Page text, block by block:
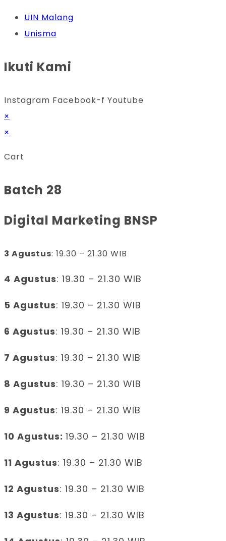
UIN Malang
Unisma
Ikuti Kami
Instagram Facebook-f Youtube
×
×
Cart
Batch 28
Digital Marketing BNSP
3 Agustus: 19.30 – 21.30 WIB
4 Agustus: 19.30 – 21.30 WIB
5 Agustus: 19.30 – 21.30 WIB
6 Agustus: 19.30 – 21.30 WIB
7 Agustus: 19.30 – 21.30 WIB
8 Agustus: 19.30 – 21.30 WIB
9 Agustus: 19.30 – 21.30 WIB
10 Agustus: 19.30 – 21.30 WIB
11 Agustus: 19.30 – 21.30 WIB
12 Agustus: 19.30 – 21.30 WIB
13 Agustus: 19.30 – 21.30 WIB